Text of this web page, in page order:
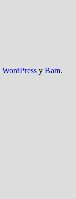
WordPress y Bam.